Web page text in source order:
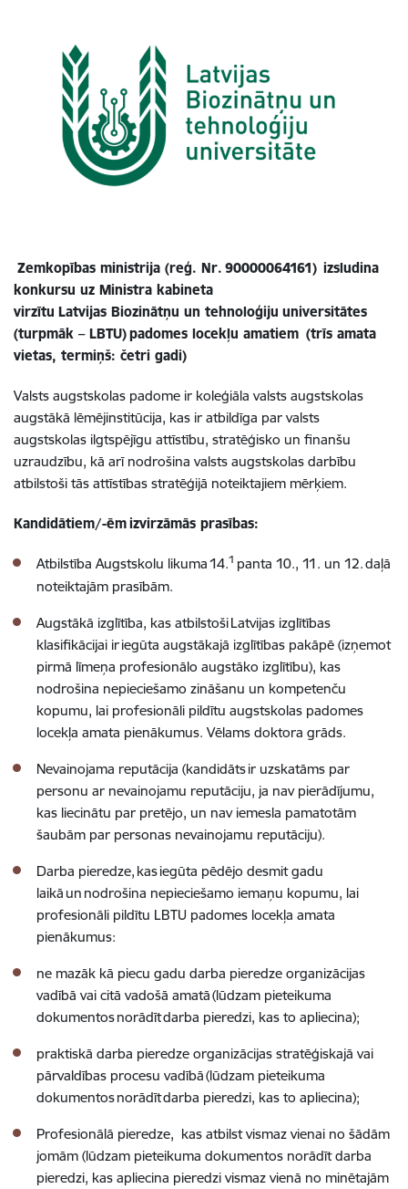
Zemkopības ministrija (reģ. Nr. 90000064161) izsludina
konkursu uz Ministra kabineta
virzītu Latvijas Biozinātņu un tehnoloģiju universitātes
(turpmāk – LBTU)padomes locekļu amatiem (trīs amata
vietas, termiņš: četri gadi)
Valsts augstskolas padome ir koleģiāla valsts augstskolas
augstākā lēmējinstitūcija, kas ir atbildīga par valsts
augstskolas ilgtspējīgu attīstību, stratēģisko un finanšu
uzraudzību, kā arī nodrošina valsts augstskolas darbību
atbilstoši tās attīstības stratēģijā noteiktajiem mērķiem.
Kandidātiem/-ēmizvirzāmās prasības:
Atbilstība Augstskolu likuma14.1 panta 10., 11. un 12. daļā
noteiktajām prasībām.
Augstākā izglītība, kas atbilstošiLatvijas izglītības
klasifikācijai iriegūta augstākajā izglītības pakāpē (izņemot
pirmā līmeņa profesionālo augstāko izglītību), kas
nodrošina nepieciešamo zināšanu un kompetenču
kopumu, lai profesionāli pildītu augstskolas padomes
locekļa amata pienākumus. Vēlams doktora grāds.
Nevainojama reputācija (kandidātsir uzskatāms par
personu ar nevainojamu reputāciju, ja nav pierādījumu,
kas liecinātu par pretējo, un nav iemesla pamatotām
šaubām par personas nevainojamu reputāciju).
Darba pieredze, kas iegūta pēdējo desmit gadu
laikā un nodrošina nepieciešamo iemaņu kopumu, lai
profesionāli pildītu LBTU padomes locekļa amata
pienākumus:
ne mazāk kā piecu gadu darba pieredze organizācijas
vadībā vai citā vadošā amatā(lūdzam pieteikuma
dokumentos norādīt darba pieredzi, kas to apliecina);
praktiskā darba pieredze organizācijas stratēģiskajā vai
pārvaldības procesu vadībā(lūdzam pieteikuma
dokumentos norādīt darba pieredzi, kas to apliecina);
Profesionālā pieredze, kas atbilst vismaz vienai no šādām
jomām (lūdzam pieteikuma dokumentos norādīt darba
pieredzi, kas apliecina pieredzi vismaz vienā no minētajām